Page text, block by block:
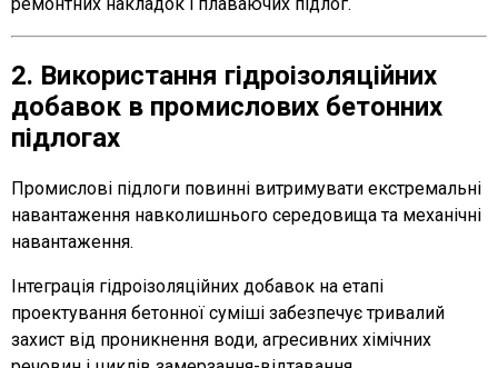
2. Використання гідроізоляційних
добавок в промислових бетонних
підлогах
Промислові підлоги повинні витримувати екстремальні
навантаження навколишнього середовища та механічні
навантаження.
Інтеграція гідроізоляційних добавок на етапі
проектування бетонної суміші забезпечує тривалий
захист від проникнення води, агресивних хімічних